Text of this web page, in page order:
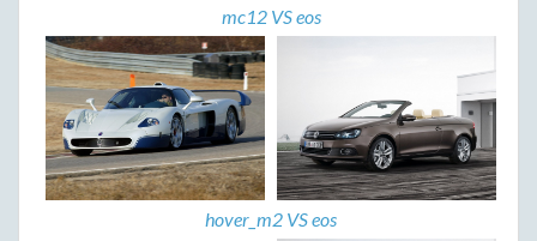
mc12 VS eos
hover_m2 VS eos